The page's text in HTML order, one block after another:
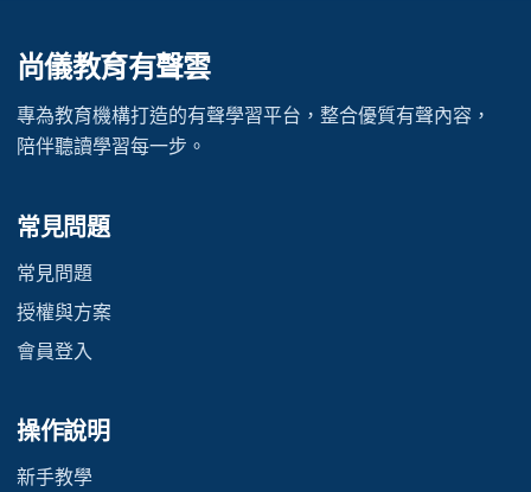
尚儀教育有聲雲
專為教育機構打造的有聲學習平台，整合優質有聲內容，
陪伴聽讀學習每一步。
常見問題
常見問題
授權與方案
會員登入
操作說明
新手教學